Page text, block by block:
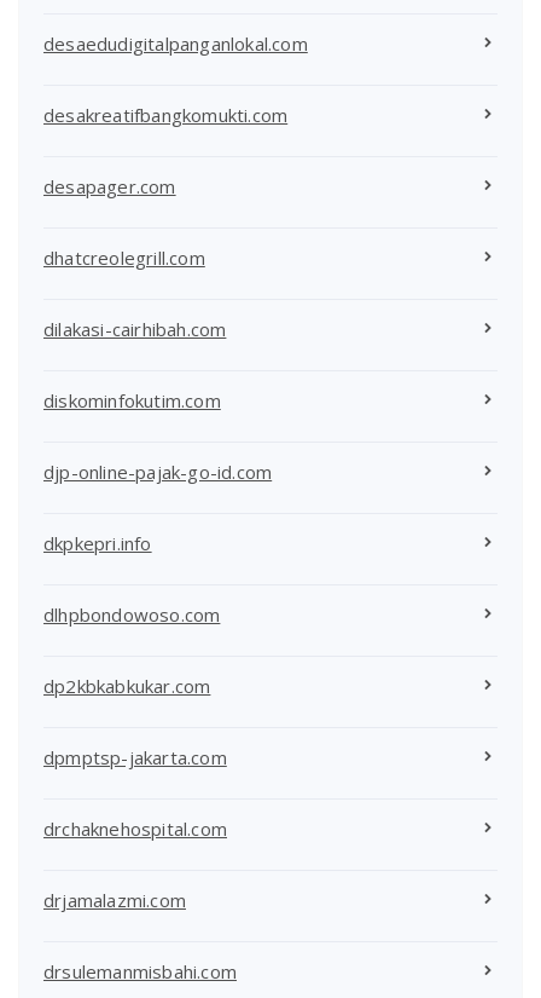
desaedudigitalpanganlokal.com
desakreatifbangkomukti.com
desapager.com
dhatcreolegrill.com
dilakasi-cairhibah.com
diskominfokutim.com
djp-online-pajak-go-id.com
dkpkepri.info
dlhpbondowoso.com
dp2kbkabkukar.com
dpmptsp-jakarta.com
drchaknehospital.com
drjamalazmi.com
drsulemanmisbahi.com